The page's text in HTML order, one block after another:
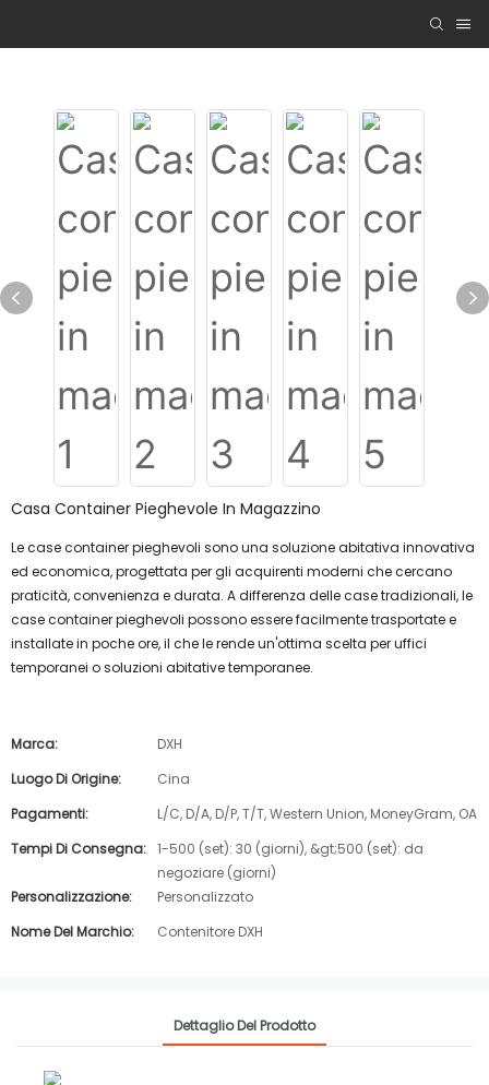
Casa Container Pieghevole In Magazzino
Le case container pieghevoli sono una soluzione abitativa innovativa
ed economica, progettata per gli acquirenti moderni che cercano
praticità, convenienza e durata. A differenza delle case tradizionali, le
case container pieghevoli possono essere facilmente trasportate e
installate in poche ore, il che le rende un'ottima scelta per uffici
temporanei o soluzioni abitative temporanee.
Marca:
DXH
Luogo Di Origine:
Cina
Pagamenti:
L/C, D/A, D/P, T/T, Western Union, MoneyGram, OA
Tempi Di Consegna: 1-500 (set): 30 (giorni), &gt;500 (set): da
negoziare (giorni)
Personalizzazione:
Personalizzato
Nome Del Marchio:
Contenitore DXH
Dettaglio Del Prodotto